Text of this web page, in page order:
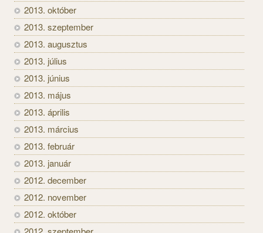
2013. október
2013. szeptember
2013. augusztus
2013. július
2013. június
2013. május
2013. április
2013. március
2013. február
2013. január
2012. december
2012. november
2012. október